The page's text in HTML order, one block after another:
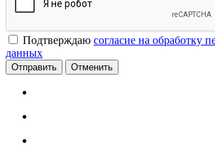
Подтверждаю согласие на обработку
данных
Отменить